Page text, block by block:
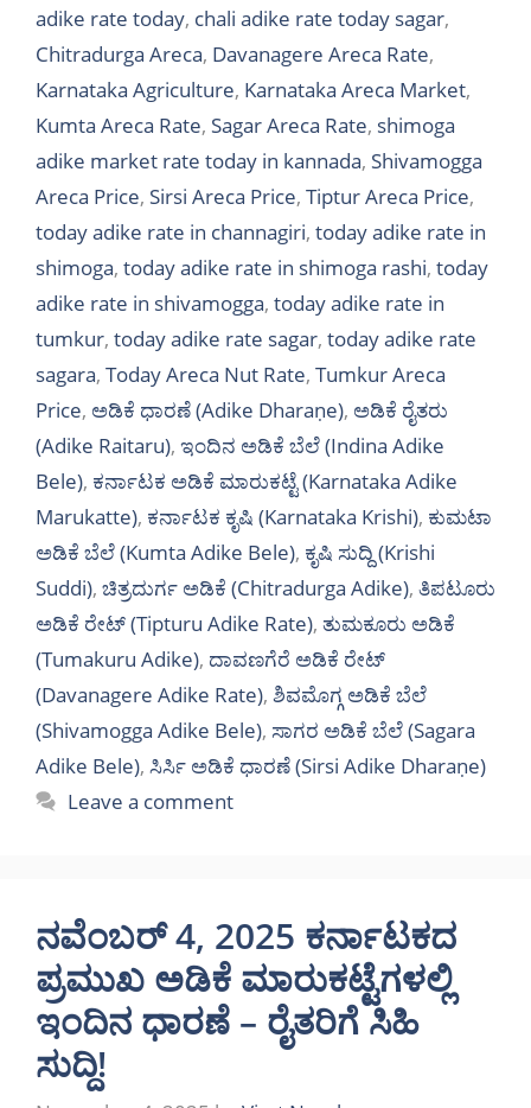
adike rate today, chali adike rate today sagar,
Chitradurga Areca, Davanagere Areca Rate,
Karnataka Agriculture, Karnataka Areca Market,
Kumta Areca Rate, Sagar Areca Rate, shimoga
adike market rate today in kannada, Shivamogga
Areca Price, Sirsi Areca Price, Tiptur Areca Price,
today adike rate in channagiri, today adike rate in
shimoga, today adike rate in shimoga rashi, today
adike rate in shivamogga, today adike rate in
tumkur, today adike rate sagar, today adike rate
sagara, Today Areca Nut Rate, Tumkur Areca
Price, ಅಡಿಕೆ ಧಾರಣೆ (Adike Dharaṇe), ಅಡಿಕೆ ರೈತರು
(Adike Raitaru), ಇಂದಿನ ಅಡಿಕೆ ಬೆಲೆ (Indina Adike
Bele), ಕರ್ನಾಟಕ ಅಡಿಕೆ ಮಾರುಕಟ್ಟೆ (Karnataka Adike
Marukatte), ಕರ್ನಾಟಕ ಕೃಷಿ (Karnataka Krishi), ಕುಮಟಾ
ಅಡಿಕೆ ಬೆಲೆ (Kumta Adike Bele), ಕೃಷಿ ಸುದ್ದಿ (Krishi
Suddi), ಚಿತ್ರದುರ್ಗ ಅಡಿಕೆ (Chitradurga Adike), ತಿಪಟೂರು
ಅಡಿಕೆ ರೇಟ್ (Tipturu Adike Rate), ತುಮಕೂರು ಅಡಿಕೆ
(Tumakuru Adike), ದಾವಣಗೆರೆ ಅಡಿಕೆ ರೇಟ್
(Davanagere Adike Rate), ಶಿವಮೊಗ್ಗ ಅಡಿಕೆ ಬೆಲೆ
(Shivamogga Adike Bele), ಸಾಗರ ಅಡಿಕೆ ಬೆಲೆ (Sagara
Adike Bele), ಸಿರ್ಸಿ ಅಡಿಕೆ ಧಾರಣೆ (Sirsi Adike Dharaṇe)
Leave a comment
ನವೆಂಬರ್ 4, 2025 ಕರ್ನಾಟಕದ
ಪ್ರಮುಖ ಅಡಿಕೆ ಮಾರುಕಟ್ಟೆಗಳಲ್ಲಿ
ಇಂದಿನ ಧಾರಣೆ – ರೈತರಿಗೆ ಸಿಹಿ
ಸುದ್ದಿ!